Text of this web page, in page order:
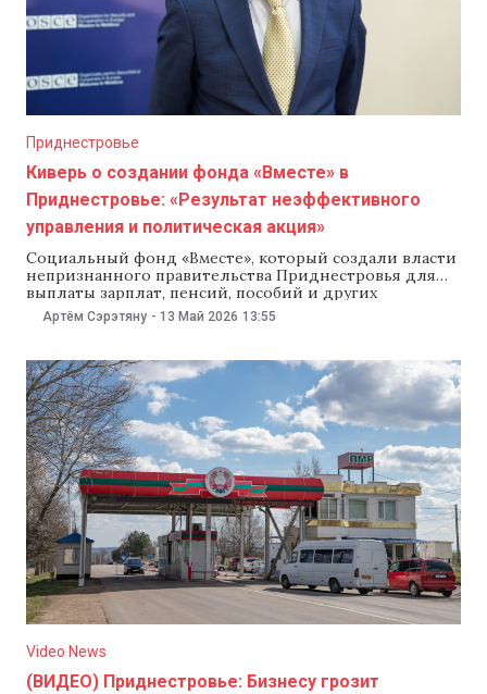
Приднестровье
Киверь о создании фонда «Вместе» в
Приднестровье: «Результат неэффективного
управления и политическая акция»
Социальный фонд «Вместе», который создали власти
непризнанного правительства Приднестровья для
выплаты зарплат, пенсий, пособий и других
социальных выплат, «стал результатом
«неэффективного управления регионом со стороны
заложниках». Об этом 13 мая после заседания
правительства рассказал вице-премьер по
реинтеграции Валериу Киверь. По его словам, эта
инициатива «носит
Артём Сэрэтяну - 13 Май 2026 13:55
Video News
(ВИДЕО) Приднестровье: Бизнесу грозит